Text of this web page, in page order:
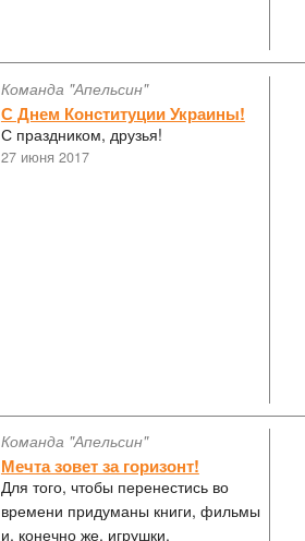
Команда "Апельсин"
С Днем Конституции Украины!
С праздником, друзья!
27 июня 2017
Команда "Апельсин"
Мечта зовет за горизонт!
Для того, чтобы перенестись во
времени придуманы книги, фильмы
и, конечно же, игрушки.